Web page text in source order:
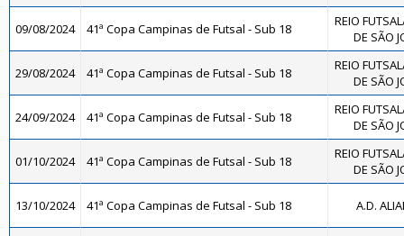
09/08/2024 41ª Copa Campinas de Futsal - Sub 18
REIO
DE SÃO
29/08/2024 41ª Copa Campinas de Futsal - Sub 18
REIO
DE SÃO
24/09/2024 41ª Copa Campinas de Futsal - Sub 18
REIO
DE SÃO
01/10/2024 41ª Copa Campinas de Futsal - Sub 18
REIO
DE SÃO
13/10/2024 41ª Copa Campinas de Futsal - Sub 18 A.D.